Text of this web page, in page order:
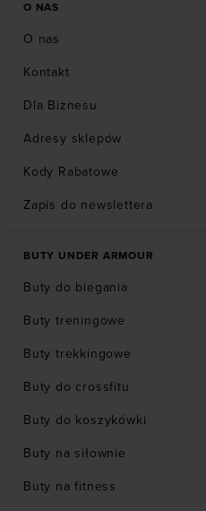
O NAS
O nas
Kontakt
Dla Biznesu
Adresy sklepów
Kody Rabatowe
Zapis do newslettera
BUTY UNDER ARMOUR
Buty do biegania
Buty treningowe
Buty trekkingowe
Buty do crossfitu
Buty do koszykówki
Buty na siłownie
Buty na fitness